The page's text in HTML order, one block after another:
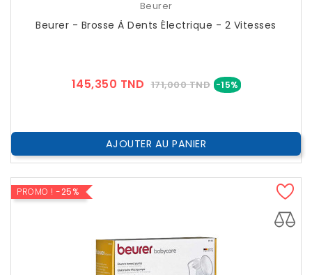
Beurer
Beurer - Brosse À Dents Électrique - 2 Vitesses
145,350 TND Prix
171,000 TND -15% Prix
AJOUTER AU PANIER
PROMO ! -25%